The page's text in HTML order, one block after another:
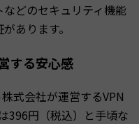
どのセキュリティ機能
あります。
する安心感
式会社が運営するVPN
396円（税込）と手頃な